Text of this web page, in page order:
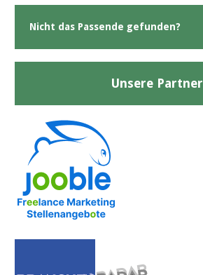
Nicht das Passende gefunden?
Unsere Partner